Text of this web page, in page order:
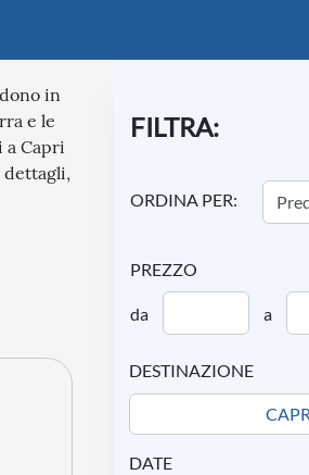
in
e le
a Capri
FILTRA:
ORDINA PER:
PREZZO
da a
DESTINAZIONE
DATE